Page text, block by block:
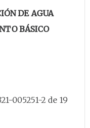
DE AGUA
BÁSICO
005251-2 de 19